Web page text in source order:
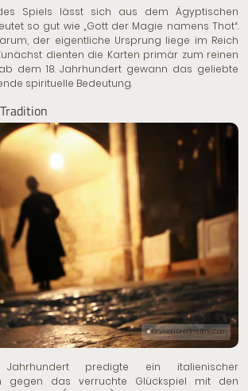
Spiels lässt sich aus dem Ägyptischen
so gut wie „Gott der Magie namens Thot“.
der eigentliche Ursprung liege im Reich
dienten die Karten primär zum reinen
dem 18. Jahrhundert gewann das geliebte
spirituelle Bedeutung.
© Grytsaj | Dreamstime.com
predigte ein italienischer
gegen das verruchte Glückspiel mit den